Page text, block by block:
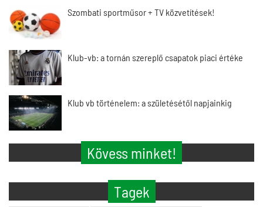
Szombati sportműsor + TV közvetítések!
Klub-vb: a tornán szereplő csapatok piaci értéke
Klub vb történelem: a születésétől napjainkig
Kövess minket!
Tagek